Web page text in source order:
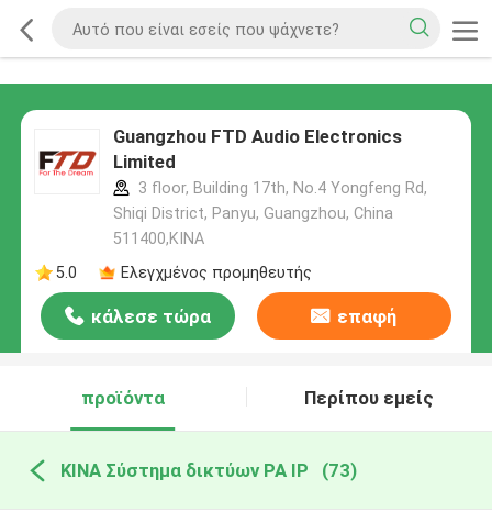
Guangzhou FTD Audio Electronics
Limited
3 floor, Building 17th, No.4 Yongfeng Rd,
Shiqi District, Panyu, Guangzhou, China
511400,ΚΙΝΑ
5.0
Ελεγχμένος προμηθευτής
κάλεσε τώρα επαφή
προϊόντα Περίπου εμείς
ΚΙΝΑ Σύστημα δικτύων PA IP (73)